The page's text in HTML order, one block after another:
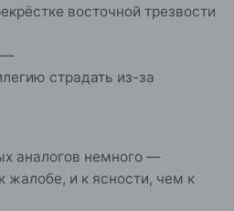
восточной трезвости
—
страдать из-за
аналогов немного —
жалобе, и к ясности, чем к